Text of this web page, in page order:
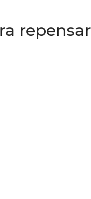
repensar